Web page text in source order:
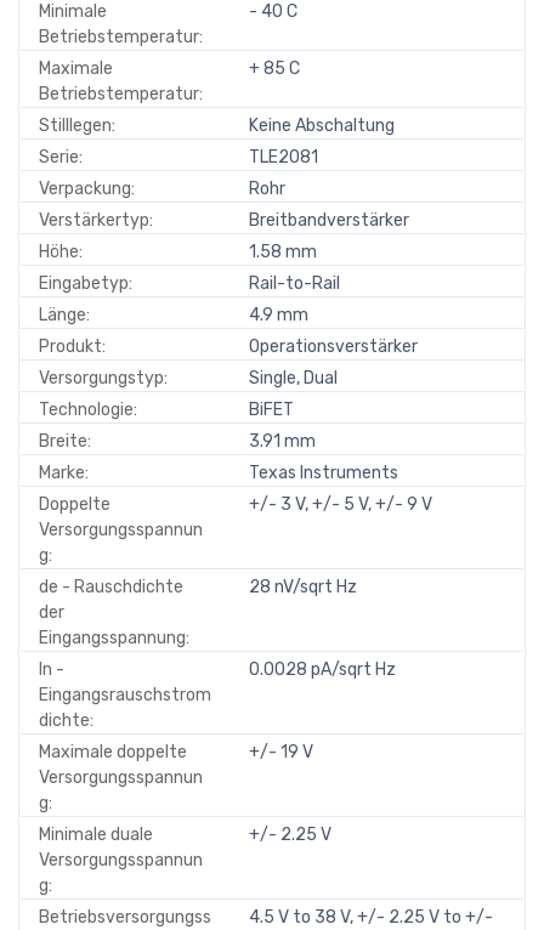
Minimale
Betriebstemperatur:
- 40 C
Maximale
Betriebstemperatur:
+ 85 C
Stilllegen:
Keine Abschaltung
Serie:
TLE2081
Verpackung:
Rohr
Verstärkertyp:
Breitbandverstärker
Höhe:
1.58 mm
Eingabetyp:
Rail-to-Rail
Länge:
4.9 mm
Produkt:
Operationsverstärker
Versorgungstyp:
Single, Dual
Technologie:
BiFET
Breite:
3.91 mm
Marke:
Texas Instruments
Doppelte
Versorgungsspannun
g:
+/- 3 V, +/- 5 V, +/- 9 V
de - Rauschdichte
der
Eingangsspannung:
28 nV/sqrt Hz
In -
Eingangsrauschstrom
dichte:
0.0028 pA/sqrt Hz
Maximale doppelte
Versorgungsspannun
g:
+/- 19 V
Minimale duale
Versorgungsspannun
g:
+/- 2.25 V
Betriebsversorgungss
4.5 V to 38 V, +/- 2.25 V to +/-